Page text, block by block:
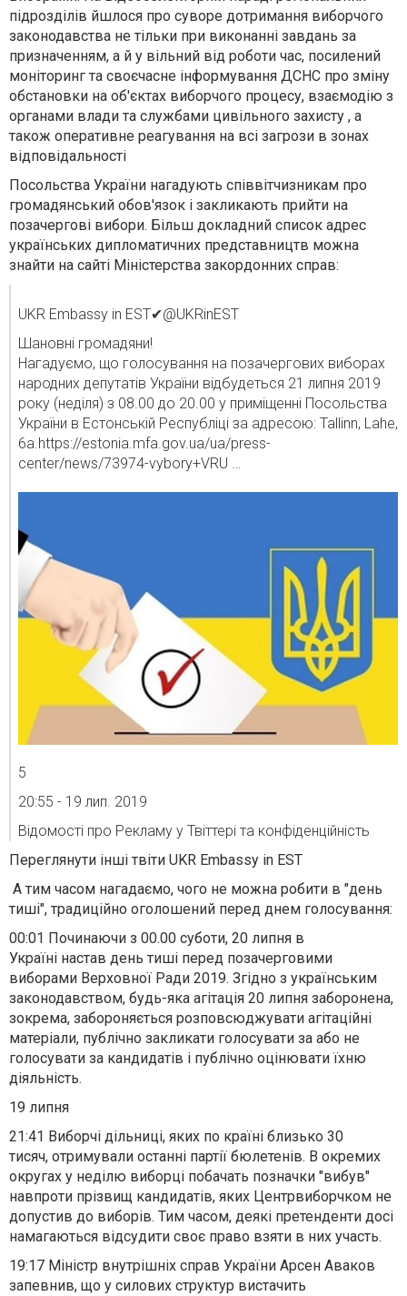
підрозділів йшлося про суворе дотримання виборчого
законодавства не тільки при виконанні завдань за
призначенням, а й у вільний від роботи час, посилений
моніторинг та своєчасне інформування ДСНС про зміну
обстановки на об'єктах виборчого процесу, взаємодію з
органами влади та службами цивільного захисту , а
також оперативне реагування на всі загрози в зонах
відповідальності
Посольства України нагадують співвітчизникам про
громадянський обов'язок і закликають прийти на
позачергові вибори. Більш докладний список адрес
українських дипломатичних представництв можна
знайти на сайті Міністерства закордонних справ:
UKR Embassy in EST✔@UKRinEST
Шановні громадяни!
Нагадуємо, що голосування на позачергових виборах
народних депутатів України відбудеться 21 липня 2019
року (неділя) з 08.00 до 20.00 у приміщенні Посольства
України в Естонській Республіці за адресою: Tallinn, Lahe,
6a. https://estonia.mfa.gov.ua/ua/press-
center/news/73974-vybory+VRU
5
20:55 - 19 лип. 2019
Відомості про Рекламу у Твіттері та конфіденційність
Переглянути інші твіти UKR Embassy in EST
А тим часом нагадаємо, чого не можна робити в "день
тиші", традиційно оголошений перед днем голосування:
00:01 Починаючи з 00.00 суботи, 20 липня в
Україні настав день тиші перед позачерговими
виборами Верховної Ради 2019. Згідно з українським
законодавством, будь-яка агітація 20 липня заборонена,
зокрема, забороняється розповсюджувати агітаційні
матеріали, публічно закликати голосувати за або не
голосувати за кандидатів і публічно оцінювати їхню
діяльність.
19 липня
21:41 Виборчі дільниці, яких по країні близько 30
тисяч, отримували останні партії бюлетенів. В окремих
округах у неділю виборці побачать позначки "вибув"
навпроти прізвищ кандидатів, яких Центрвиборчком не
допустив до виборів. Тим часом, деякі претенденти досі
намагаються відсудити своє право взяти в них участь.
19:17 Міністр внутрішніх справ України Арсен Аваков
запевнив, що у силових структур вистачить